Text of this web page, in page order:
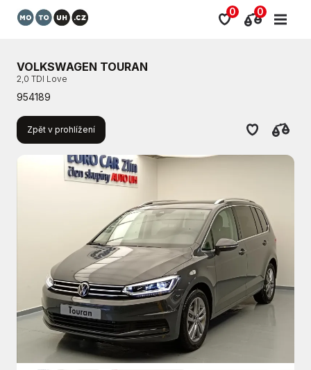
0 0
VOLKSWAGEN TOURAN
2,0 TDI Love
954189
Zpět v prohlížení